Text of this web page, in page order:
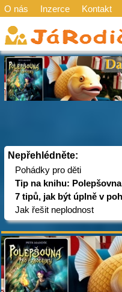
O nás Inzerce Kontakt
Nepřehlédněte:
Pohádky pro děti
Tip na knihu:
7 tipů, jak být úplně v
Jak řešit neplodnost